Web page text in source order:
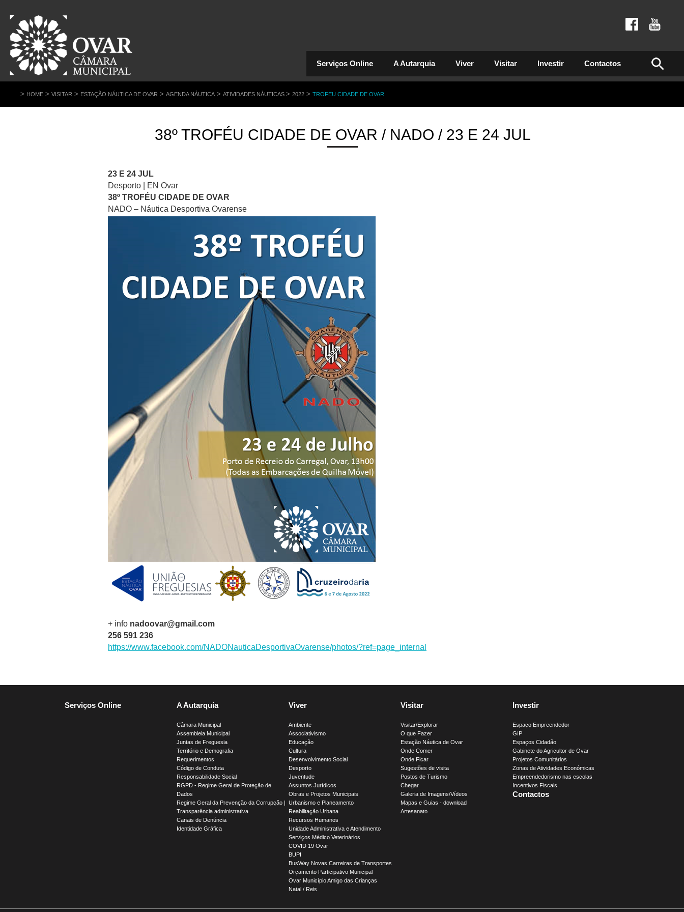
Serviços Online A Autarquia Viver Visitar Investir Contactos
> HOME > VISITAR > ESTAÇÃO NÁUTICA DE OVAR > AGENDA NÁUTICA > ATIVIDADES NÁUTICAS > 2022 > TROFEU CIDADE DE OVAR
38º TROFÉU CIDADE DE OVAR / NADO / 23 E 24 JUL
23 E 24 JUL
Desporto | EN Ovar
38º TROFÉU CIDADE DE OVAR
NADO – Náutica Desportiva Ovarense
+ info nadoovar@gmail.com
256 591 236
https://www.facebook.com/NADONauticaDesportivaOvarense/photos/?ref=page_internal
Serviços Online A Autarquia
Câmara Municipal
Assembleia Municipal
Juntas de Freguesia
Território e Demografia
Requerimentos
Código de Conduta
Responsabilidade Social
RGPD - Regime Geral de Proteção de
Dados
Regime Geral da Prevenção da Corrupção |
Transparência administrativa
Canais de Denúncia
Identidade Gráfica
Viver
Ambiente
Associativismo
Educação
Cultura
Desenvolvimento Social
Desporto
Juventude
Assuntos Jurídicos
Obras e Projetos Municipais
Urbanismo e Planeamento
Reabilitação Urbana
Recursos Humanos
Unidade Administrativa e Atendimento
Serviços Médico Veterinários
COVID 19 Ovar
BUPI
BusWay Novas Carreiras de Transportes
Orçamento Participativo Municipal
Ovar Município Amigo das Crianças
Natal / Reis
Visitar
Visitar/Explorar
O que Fazer
Estação Náutica de Ovar
Onde Comer
Onde Ficar
Sugestões de visita
Postos de Turismo
Chegar
Galeria de Imagens/Vídeos
Mapas e Guias - download
Artesanato
Investir
Espaço Empreendedor
GIP
Espaços Cidadão
Gabinete do Agricultor de Ovar
Projetos Comunitários
Zonas de Atividades Económicas
Empreendedorismo nas escolas
Incentivos Fiscais
Contactos